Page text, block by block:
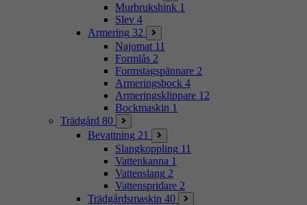
Murbrukshink 1
Slev 4
Armering 32
Najomat 11
Formlås 2
Formstagspännare 2
Armeringsbock 4
Armeringsklippare 12
Bockmaskin 1
Trädgård 80
Bevattning 21
Slangkoppling 11
Vattenkanna 1
Vattenslang 2
Vattenspridare 2
Trädgårdsmaskin 40